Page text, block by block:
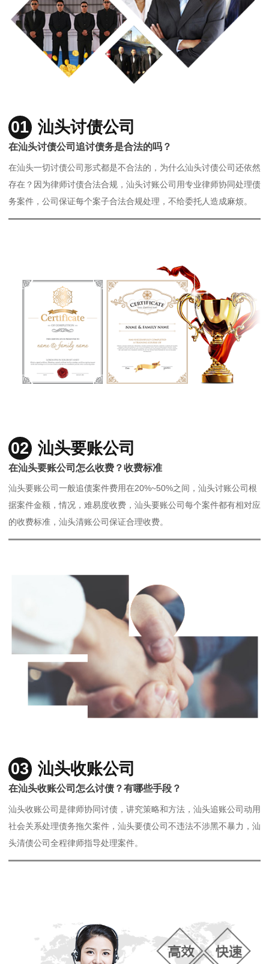
01 汕头讨债公司
在汕头讨债公司追讨债务是合法的吗？
在汕头一切讨债公司形式都是不合法的，为什么汕头讨债公司还依然
存在？因为律师讨债合法合规，汕头讨账公司用专业律师协同处理债
务案件，公司保证每个案子合法合规处理，不给委托人造成麻烦。
02 汕头要账公司
在汕头要账公司怎么收费？收费标准
汕头要账公司一般追债案件费用在20%~50%之间，汕头讨账公司根
据案件金额，情况，难易度收费，汕头要账公司每个案件都有相对应
的收费标准，汕头清账公司保证合理收费。
03 汕头收账公司
在汕头收账公司怎么讨债？有哪些手段？
汕头收账公司是律师协同讨债，讲究策略和方法，汕头追账公司动用
社会关系处理债务拖欠案件，汕头要债公司不违法不涉黑不暴力，汕
头清债公司全程律师指导处理案件。